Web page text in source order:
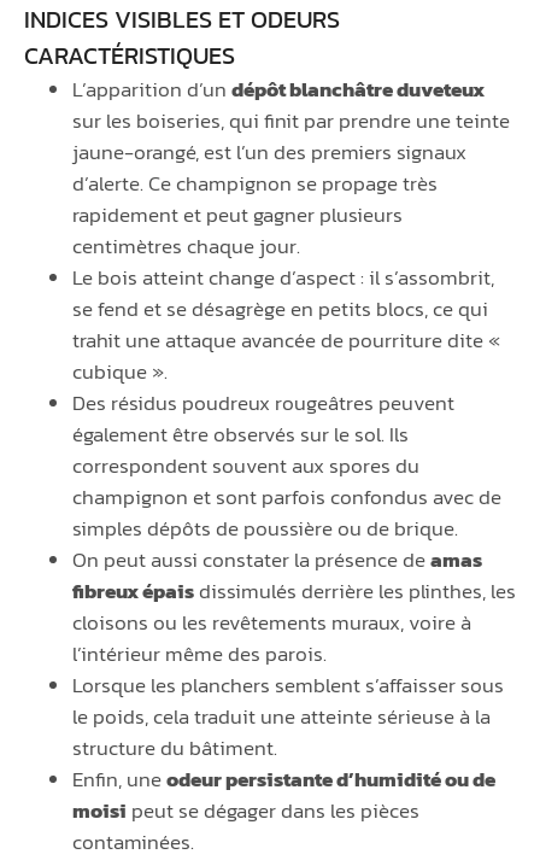
INDICES VISIBLES ET ODEURS
CARACTÉRISTIQUES
L’apparition d’undépôt blanchâtre duveteux
sur les boiseries, qui finit par prendre une teinte
jaune-orangé, est l’un des premiers signaux
d’alerte. Ce champignon se propage très
rapidement et peut gagner plusieurs
centimètres chaque jour.
Le bois atteint change d’aspect : il s’assombrit,
se fend et se désagrège en petits blocs, ce qui
trahit une attaque avancée de pourriture dite «
cubique ».
Des résidus poudreux rougeâtres peuvent
également être observés sur le sol. Ils
correspondent souvent aux spores du
champignon et sont parfois confondus avec de
simples dépôts de poussière ou de brique.
On peut aussi constater la présence deamas
fibreux épaisdissimulés derrière les plinthes, les
cloisons ou les revêtements muraux, voire à
l’intérieur même des parois.
Lorsque les planchers semblent s’affaisser sous
le poids, cela traduit une atteinte sérieuse à la
structure du bâtiment.
Enfin, uneodeur persistante d’humidité ou de
moisi peut se dégager dans les pièces
contaminées.